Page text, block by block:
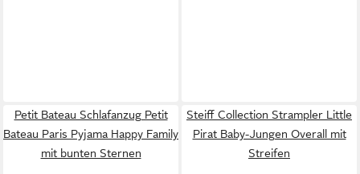
Petit Bateau Schlafanzug Petit
Bateau Paris Pyjama Happy Family
mit bunten Sternen
Steiff Collection Strampler Little
Pirat Baby-Jungen Overall mit
Streifen